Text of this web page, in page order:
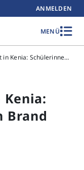
ANMELDEN
MENÜ
Feuer in Internat in Kenia: Schülerinnen legten Brand
Brand